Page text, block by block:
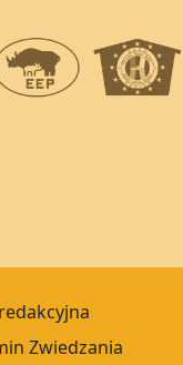
Zwiedzania